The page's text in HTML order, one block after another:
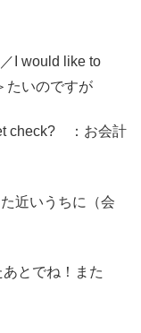
I would like to
たいのですが
check? ：お会計
近いうちに（会
とでね！また